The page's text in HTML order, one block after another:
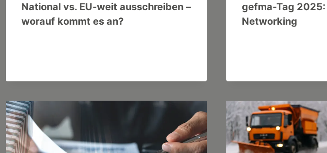
National vs. EU-weit ausschreiben –
worauf kommt es an?
gefma-Tag
Networking